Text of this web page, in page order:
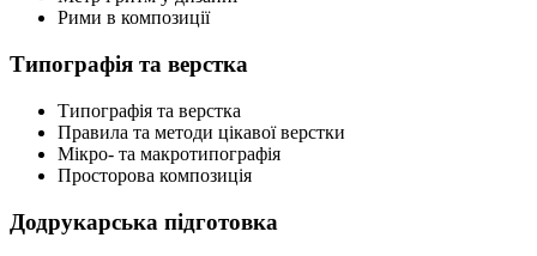
Рими в композиції
Типографія та верстка
Типографія та верстка
Правила та методи цікавої верстки
Мікро- та макротипографія
Просторова композиція
Додрукарська підготовка